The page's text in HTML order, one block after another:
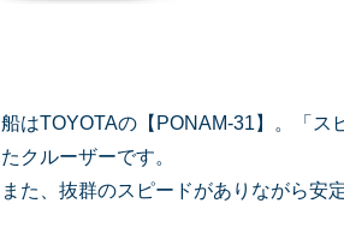
船はTOYOTAの【PONAM-31】。「ス
たクルーザーです。
また、抜群のスピードがありながら安